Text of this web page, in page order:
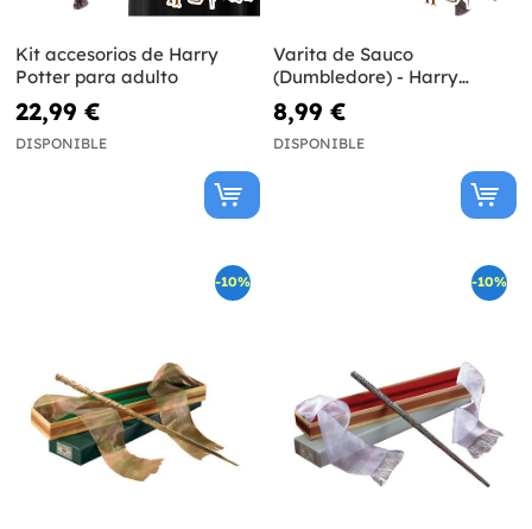
Kit accesorios de Harry
Potter para adulto
22,99 €
DISPONIBLE
Varita de Sauco
(Dumbledore) - Harry
Potter
8,99 €
DISPONIBLE
-10% -10%